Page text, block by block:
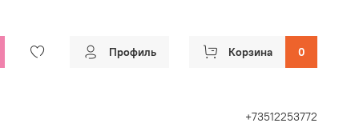
Профиль Корзина 0
+73512253772